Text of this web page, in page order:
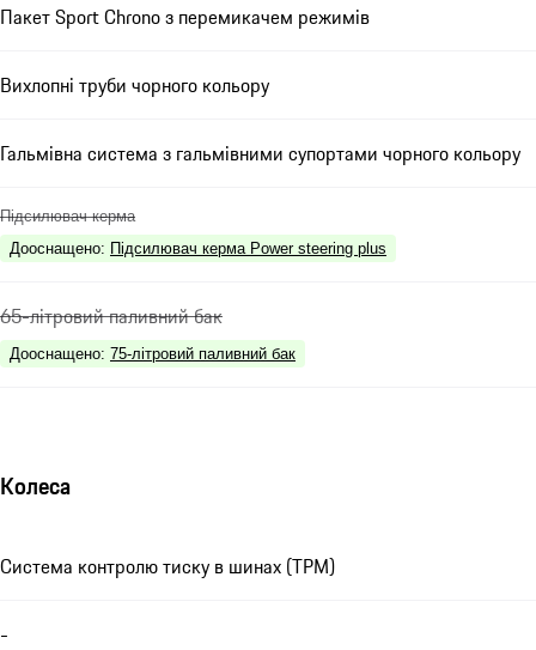
Пакет Sport Chrono з перемикачем режимів
Вихлопні труби чорного кольору
Гальмівна система з гальмівними супортами чорного кольору
Підсилювач керма
Дооснащено: Підсилювач керма Power steering plus
65-літровий паливний бак
Дооснащено: 75-літровий паливний бак
Колеса
Система контролю тиску в шинах (TPM)
-